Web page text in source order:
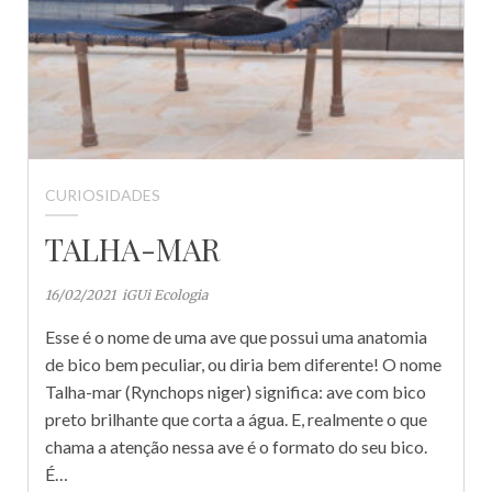
CURIOSIDADES
TALHA-MAR
16/02/2021 iGUi Ecologia
Esse é o nome de uma ave que possui uma anatomia
de bico bem peculiar, ou diria bem diferente! O nome
Talha-mar (Rynchops niger) significa: ave com bico
preto brilhante que corta a água. E, realmente o que
chama a atenção nessa ave é o formato do seu bico.
É…